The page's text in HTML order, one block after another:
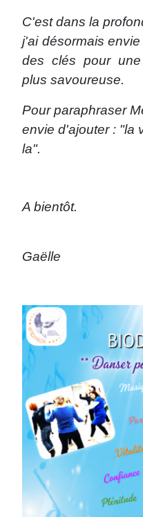
C'est dans la
j'ai désormais
des clés pour
plus savoureuse.
Pour paraphraser
envie d'ajouter : "la
la".
A bientôt.
Gaëlle